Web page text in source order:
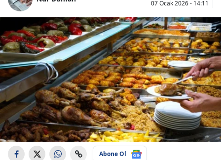
07 Ocak 2026 - 14:11
Abone Ol